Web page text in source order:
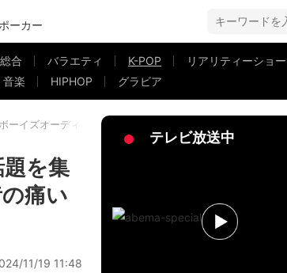
ポーカー
合 バラエティ K-POP リアリティーショー
音楽 HIPHOP グラビア
ーイズオーディションの悪夢再び…「昔の痛い記憶を思い出
を集
痛い
11/19 11:48
テレビ放送中